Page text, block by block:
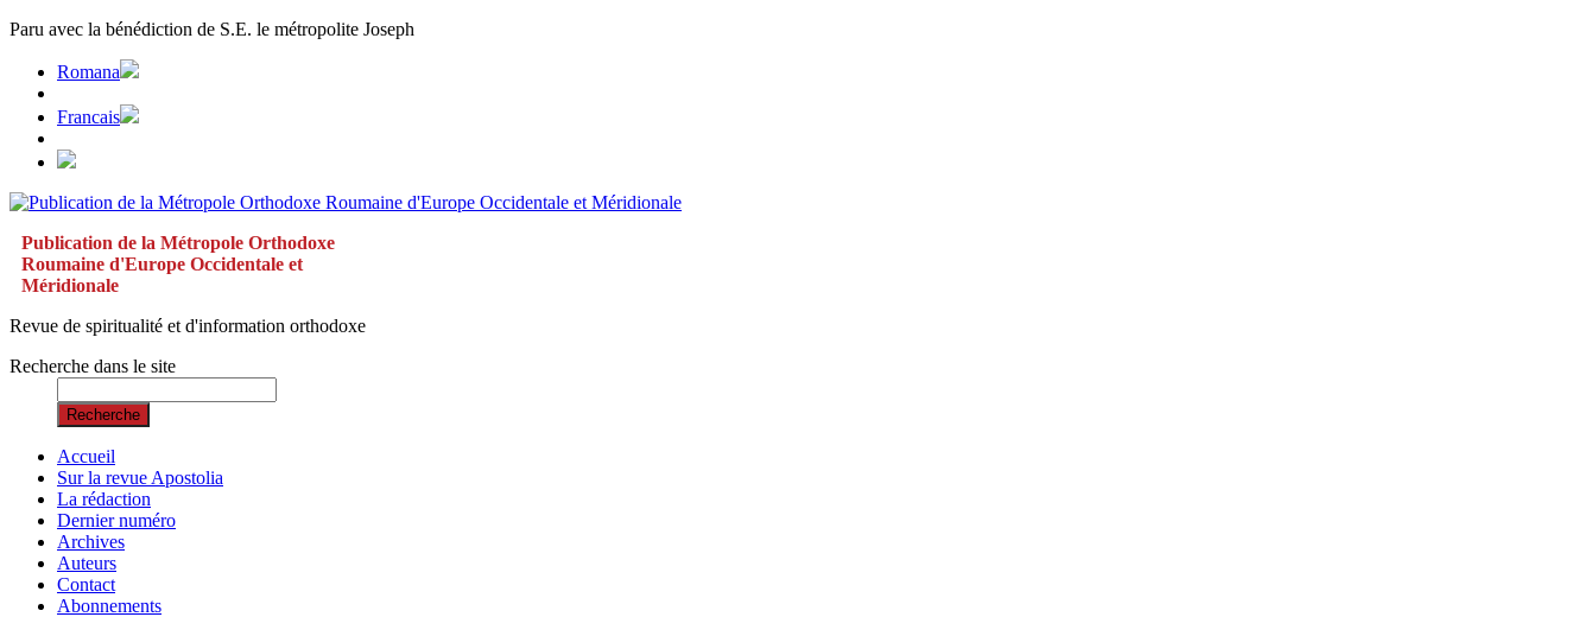
Paru avec la bénédiction de S.E. le métropolite Joseph
Romana
Francais
Publication de la Métropole Orthodoxe
Roumaine d'Europe Occidentale et
Méridionale
Revue de spiritualité et d'information orthodoxe
Recherche dans le site
Recherche
Accueil
Sur la revue Apostolia
La rédaction
Dernier numéro
Archives
Auteurs
Contact
Abonnements